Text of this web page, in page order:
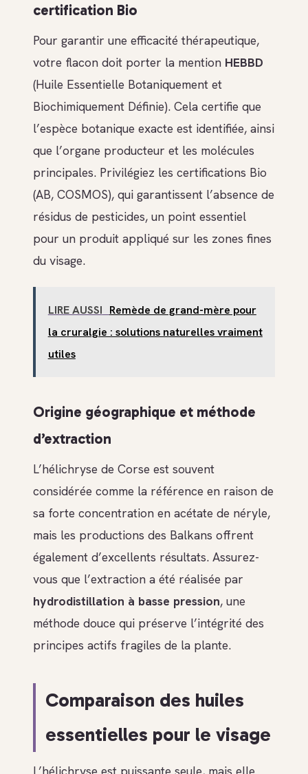
certification Bio
Pour garantir une efficacité thérapeutique,
votre flacon doit porter la mention HEBBD
(Huile Essentielle Botaniquement et
Biochimiquement Définie). Cela certifie que
l’espèce botanique exacte est identifiée, ainsi
que l’organe producteur et les molécules
principales. Privilégiez les certifications Bio
(AB, COSMOS), qui garantissent l’absence de
résidus de pesticides, un point essentiel
pour un produit appliqué sur les zones fines
du visage.
LIRE AUSSI Remède de grand-mère pour
la cruralgie : solutions naturelles vraiment
utiles
Origine géographique et méthode
d’extraction
L’hélichryse de Corse est souvent
considérée comme la référence en raison de
sa forte concentration en acétate de néryle,
mais les productions des Balkans offrent
également d’excellents résultats. Assurez-
vous que l’extraction a été réalisée par
hydrodistillation à basse pression, une
méthode douce qui préserve l’intégrité des
principes actifs fragiles de la plante.
Comparaison des huiles
essentielles pour le visage